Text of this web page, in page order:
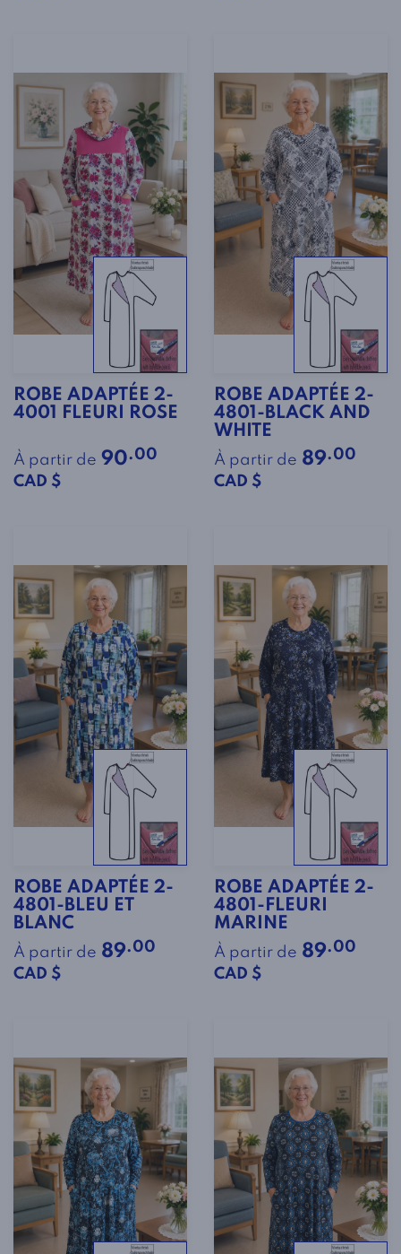
ROBE ADAPTÉE 2-
4001 FLEURI ROSE
À partir de 90.00
CAD $
ROBE ADAPTÉE 2-
4801-BLACK AND
WHITE
À partir de 89.00
CAD $
ROBE ADAPTÉE 2-
4801-BLEU ET
BLANC
À partir de 89.00
CAD $
ROBE ADAPTÉE 2-
4801-FLEURI
MARINE
À partir de 89.00
CAD $